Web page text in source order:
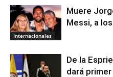
Internacionales
Muere
Messi, a
De la
dará